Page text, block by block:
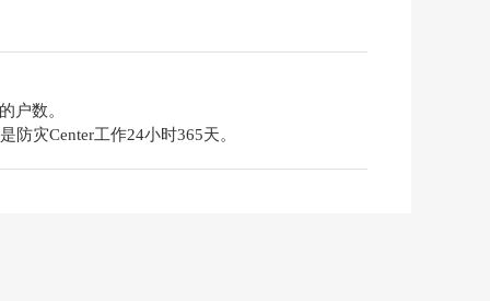
户数。
灾Center工作24小时365天。